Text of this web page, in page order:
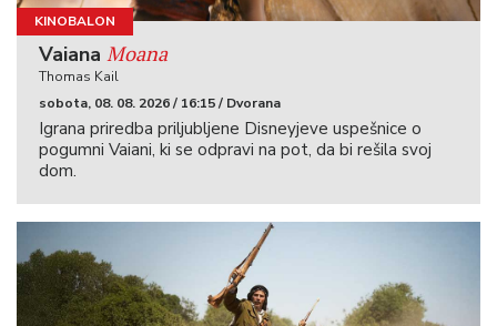
KINOBALON
Vaiana Moana
Thomas Kail
sobota, 08. 08. 2026 / 16:15 / Dvorana
Igrana priredba priljubljene Disneyjeve uspešnice o
pogumni Vaiani, ki se odpravi na pot, da bi rešila svoj
dom.